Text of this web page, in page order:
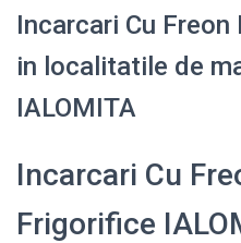
Incarcari Cu
in localitatile de
IALOMITA
Incarcari Cu
Frigorifice